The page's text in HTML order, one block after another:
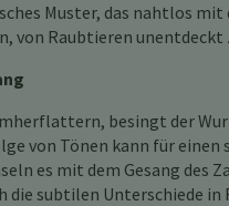
Muster, das nahtlos
von Raubtieren
besingt der
von Tönen kann für
es mit dem Gesang des
die subtilen Unterschiede